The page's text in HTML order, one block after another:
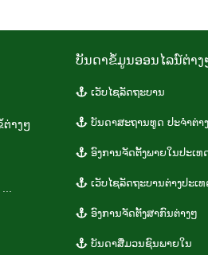
າງໆ
ບັນ​ດາ​ຂໍ້​ມູນ​ອອນ​ໄລ​ນ໌​ຕ່າງ
ເວັບ​ໄຊ​ລັດ​ຖະ​ບານ
ບັນ​ດາ​ສະ​ຖານ​ທູ​ດ​ ປະ​ຈຳ​ຕ່າ
ອົງ​ການ​ຈັດ​ຕັ້ງ​ພາຍ​ໃນ​ປະ​ເທ
ເວັ​ບ​ໄຊ​ລັດ​ຖະ​ບານ​ຕ່າງ​ປະ​ເທ
ອົງ​ການ​ຈັດ​ຕັ້ງ​ສາ​ກົນ​ຕ່າງໆ
ບັນ​ດາ​ສື່ມວນ​ຊົນ​ພາຍ​ໃນ